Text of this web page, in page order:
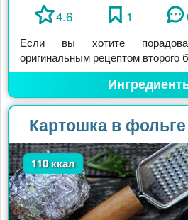
4.6 1
Если вы хотите
оригинальным рецептом второго
Картошка в
110 ккал